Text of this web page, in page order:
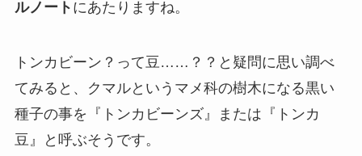
ルノート にあたりますね。
トンカビーン？って豆……？？と疑問に思い調べ
てみると、クマルというマメ科の樹木になる黒い
種子の事を『トンカビーンズ』または『トンカ
豆』と呼ぶそうです。